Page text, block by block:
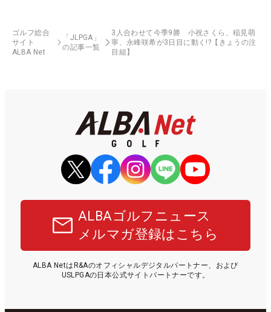
ゴルフ総合
サイト
ALBA Net
「JLPGA」
の記事一覧
3人合わせて今季9勝 小祝さくら、稲見萌
寧、永峰咲希が3日目に動く!?【きょうの注
目組】
ALBAゴルフニュース
メルマガ登録はこちら
ALBA NetはR&Aのオフィシャルデジタルパートナー、および
USLPGAの日本公式サイトパートナーです。